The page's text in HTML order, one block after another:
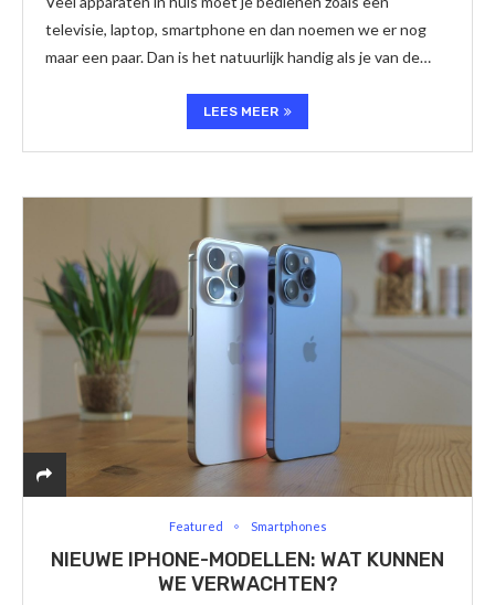
televisie, laptop, smartphone en dan noemen we er nog
maar een paar. Dan is het natuurlijk handig als je van de…
LEES MEER
Featured Smartphones
NIEUWE IPHONE-MODELLEN: WAT KUNNEN
WE VERWACHTEN?